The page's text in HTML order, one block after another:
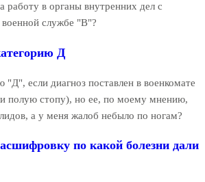
работу в органы внутренних дел с
военной службе "В"?
Д
если диагноз поставлен в военкомате
полую стопу), но ее, по моему мнению,
а у меня жалоб небыло по ногам?
по какой болезни дали